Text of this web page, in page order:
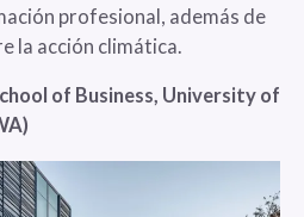
profesional, además de
la acción climática.
of Business, University of